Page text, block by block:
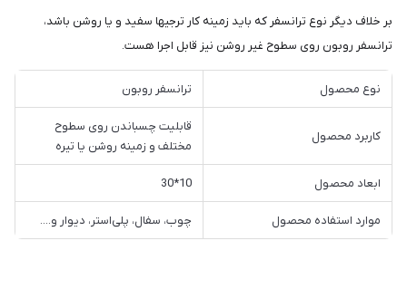
بر خلاف دیگر نوع ترانسفر که باید زمینه کار ترجیها سفید و یا روشن باشد،
ترانسفر روبون روی سطوح غیر روشن نیز قابل اجرا هست.
نوع محصول ترانسفر روبون
کاربرد محصول
قابلیت چسباندن روی سطوح
مختلف و زمینه روشن یا تیره
ابعاد محصول 10*30
موارد استفاده محصول چوب، سفال، پلی‌استر، دیوار و....